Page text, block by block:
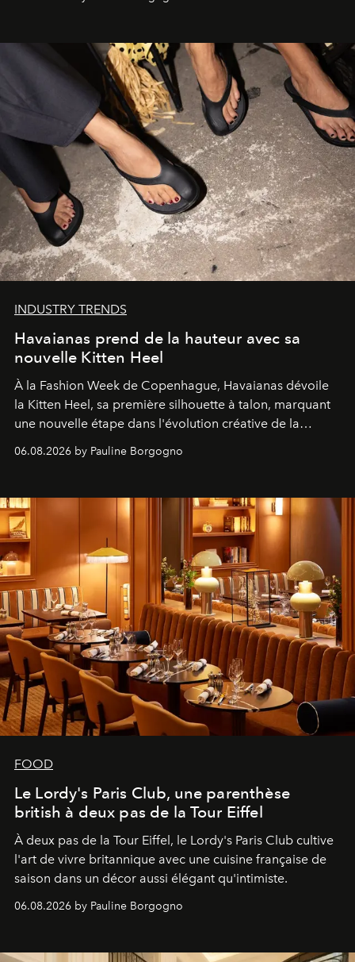
INDUSTRY TRENDS
Havaianas prend de la hauteur avec sa
nouvelle Kitten Heel
À la Fashion Week de Copenhague, Havaianas dévoile
la Kitten Heel, sa première silhouette à talon, marquant
une nouvelle étape dans l'évolution créative de la
06.08.2026 by Pauline Borgogno
FOOD
Le Lordy's Paris Club, une parenthèse
british à deux pas de la Tour Eiffel
À deux pas de la Tour Eiffel, le Lordy's Paris Club cultive
l'art de vivre britannique avec une cuisine française de
saison dans un décor aussi élégant qu'intimiste.
06.08.2026 by Pauline Borgogno